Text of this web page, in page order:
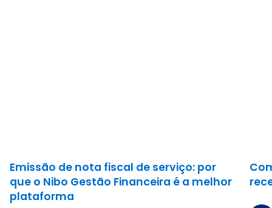
Emissão de nota fiscal de serviço: por
que o Nibo Gestão Financeira é a melhor
plataforma